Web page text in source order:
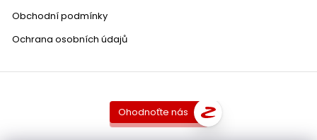
Obchodní podmínky
Ochrana osobních údajů
Ohodnoťte nás